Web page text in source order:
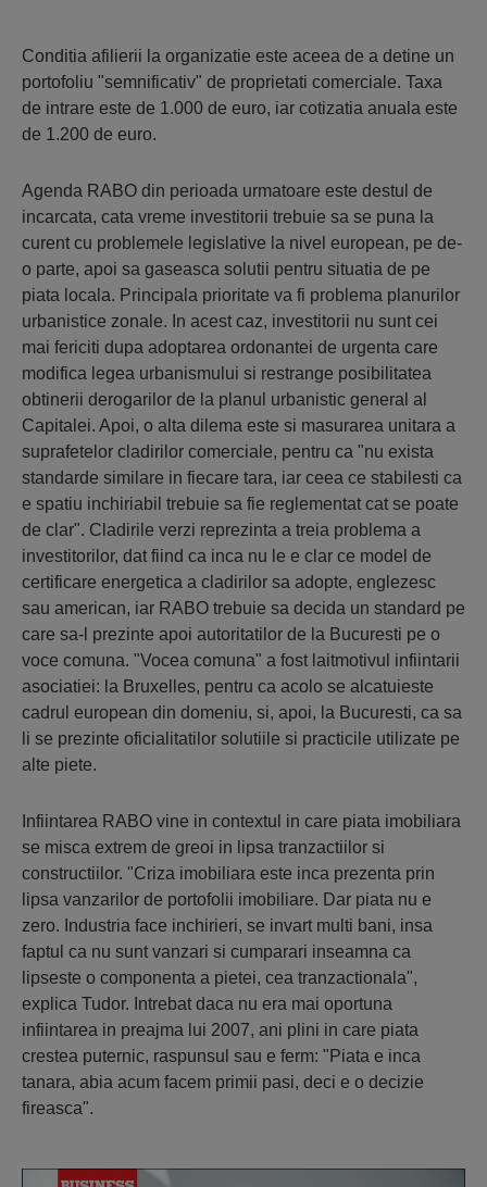
Conditia afilierii la organizatie este aceea de a detine un
portofoliu "semnificativ" de proprietati comerciale. Taxa
de intrare este de 1.000 de euro, iar cotizatia anuala este
de 1.200 de euro.
Agenda RABO din perioada urmatoare este destul de
incarcata, cata vreme investitorii trebuie sa se puna la
curent cu problemele legislative la nivel european, pe de-
o parte, apoi sa gaseasca solutii pentru situatia de pe
piata locala. Principala prioritate va fi problema planurilor
urbanistice zonale. In acest caz, investitorii nu sunt cei
mai fericiti dupa adoptarea ordonantei de urgenta care
modifica legea urbanismului si restrange posibilitatea
obtinerii derogarilor de la planul urbanistic general al
Capitalei. Apoi, o alta dilema este si masurarea unitara a
suprafetelor cladirilor comerciale, pentru ca "nu exista
standarde similare in fiecare tara, iar ceea ce stabilesti ca
e spatiu inchiriabil trebuie sa fie reglementat cat se poate
de clar". Cladirile verzi reprezinta a treia problema a
investitorilor, dat fiind ca inca nu le e clar ce model de
certificare energetica a cladirilor sa adopte, englezesc
sau american, iar RABO trebuie sa decida un standard pe
care sa-l prezinte apoi autoritatilor de la Bucuresti pe o
voce comuna. "Vocea comuna" a fost laitmotivul infiintarii
asociatiei: la Bruxelles, pentru ca acolo se alcatuieste
cadrul european din domeniu, si, apoi, la Bucuresti, ca sa
li se prezinte oficialitatilor solutiile si practicile utilizate pe
alte piete.
Infiintarea RABO vine in contextul in care piata imobiliara
se misca extrem de greoi in lipsa tranzactiilor si
constructiilor. "Criza imobiliara este inca prezenta prin
lipsa vanzarilor de portofolii imobiliare. Dar piata nu e
zero. Industria face inchirieri, se invart multi bani, insa
faptul ca nu sunt vanzari si cumparari inseamna ca
lipseste o componenta a pietei, cea tranzactionala",
explica Tudor. Intrebat daca nu era mai oportuna
infiintarea in preajma lui 2007, ani plini in care piata
crestea puternic, raspunsul sau e ferm: "Piata e inca
tanara, abia acum facem primii pasi, deci e o decizie
fireasca".